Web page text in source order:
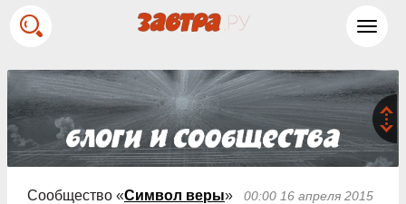
Сообщество «Символ веры» 00:00 16 апреля 2015